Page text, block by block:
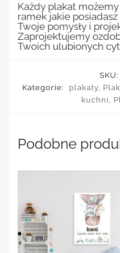
Każdy plakat
ramek jakie
Twoje pomysły i
Zaprojektujemy
Twoich ulubionych
SKU:
Kategorie:
plakaty
kuchni
Podobne